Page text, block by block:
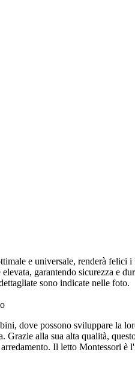
e universale, renderà felici
garantendo sicurezza e
sono indicate nelle foto.
dove possono sviluppare la
alla sua alta qualità,
Il letto Montessori è